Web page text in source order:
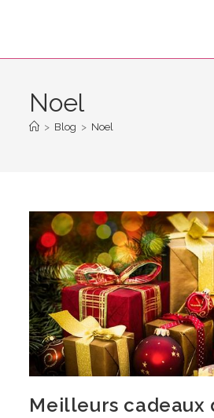
Noel
> Blog > Noel
Meilleurs cadeaux